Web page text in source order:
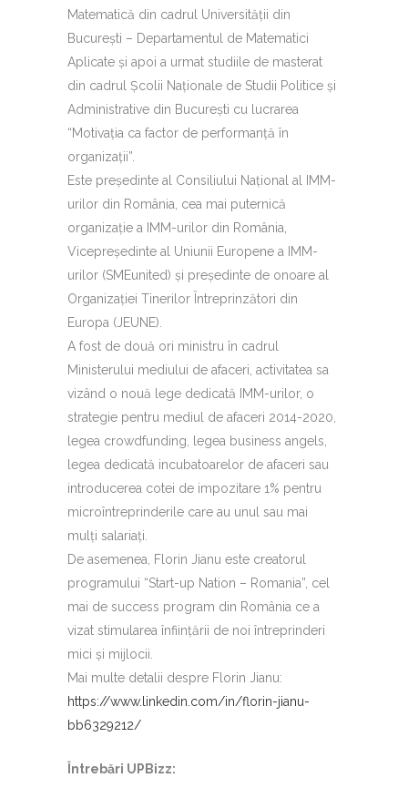
Matematică din cadrul Universității din
București – Departamentul de Matematici
Aplicate și apoi a urmat studiile de masterat
din cadrul Școlii Naționale de Studii Politice și
Administrative din București cu lucrarea
“Motivaţia ca factor de performanţă în
organizaţii”.
Este președinte al Consiliului Național al IMM-
urilor din România, cea mai puternică
organizație a IMM-urilor din România,
Vicepreședinte al Uniunii Europene a IMM-
urilor (SMEunited) și președinte de onoare al
Organizației Tinerilor Întreprinzători din
Europa (JEUNE).
A fost de două ori ministru în cadrul
Ministerului mediului de afaceri, activitatea sa
vizând o nouă lege dedicată IMM-urilor, o
strategie pentru mediul de afaceri 2014-2020,
legea crowdfunding, legea business angels,
legea dedicată incubatoarelor de afaceri sau
introducerea cotei de impozitare 1% pentru
microîntreprinderile care au unul sau mai
mulți salariați.
De asemenea, Florin Jianu este creatorul
programului “Start-up Nation – Romania”, cel
mai de success program din România ce a
vizat stimularea înființării de noi întreprinderi
mici și mijlocii.
Mai multe detalii despre Florin Jianu:
https://www.linkedin.com/in/florin-jianu-
bb6329212/
Întrebări UPBizz: